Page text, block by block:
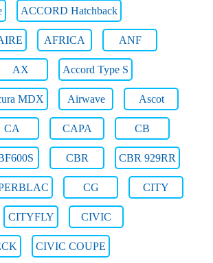
ACCORD Hatchback
AFRICA ANF
AX Accord Type S
MDX Airwave Ascot
CA CAPA CB
CBR CBR 929RR
CG CITY
CITYFLY CIVIC
CIVIC COUPE